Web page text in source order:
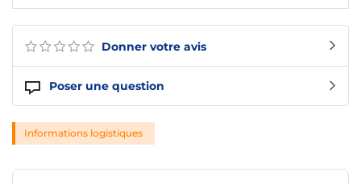
Donner votre avis
Poser une question
Informations logistiques